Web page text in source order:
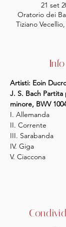
21 set
Oratorio dei
Tiziano
Artisti: Eoin
J. S. Bach
minore, BWV
I. Allemanda
II. Corrente
III. Sarabanda
IV. Giga
V. Ciaccona